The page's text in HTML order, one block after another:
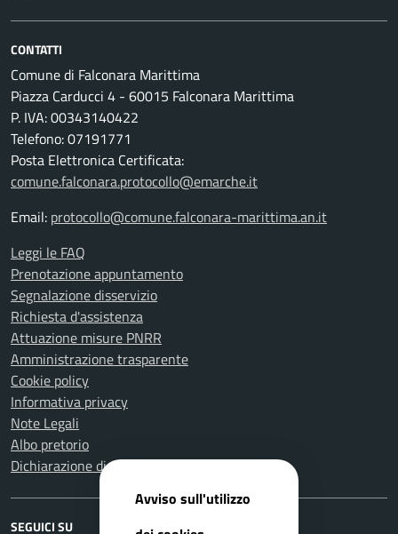
CONTATTI
Comune di Falconara Marittima
Piazza Carducci 4 - 60015 Falconara Marittima
P. IVA: 00343140422
Telefono: 07191771
Posta Elettronica Certificata:
comune.falconara.protocollo@emarche.it
Email: protocollo@comune.falconara-marittima.an.it
Leggi le FAQ
Prenotazione appuntamento
Segnalazione disservizio
Richiesta d'assistenza
Attuazione misure PNRR
Amministrazione trasparente
Cookie policy
Informativa privacy
Note Legali
Albo pretorio
Dichiarazione di accessibilità
SEGUICI SU
Avviso sull'utilizzo